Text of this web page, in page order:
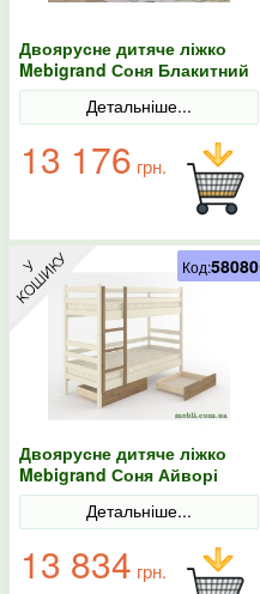
Двоярусне дитяче ліжко
Mebigrand Соня Блакитний
(S 2010 R80 B) 70х200 з
ящикамиДетальніше...
13 176 грн.
Двоярусне дитяче ліжко
Mebigrand Соня Айворі
(S0505Y30R)/Горіх світлий
90х200 з ящиками
Детальніше...
13 834 грн.
Код:58080